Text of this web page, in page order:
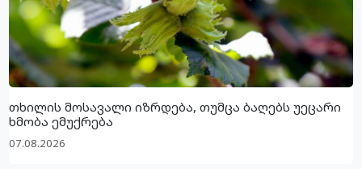
თხილის მოსავალი იზრდება, თუმცა ბაღებს უეცარი
ხმობა ემუქრება
07.08.2026